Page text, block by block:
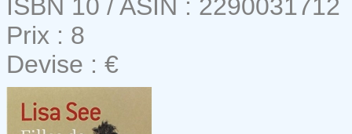
ISBN 10 / ASIN : 2290031712
Prix : 8
Devise : €